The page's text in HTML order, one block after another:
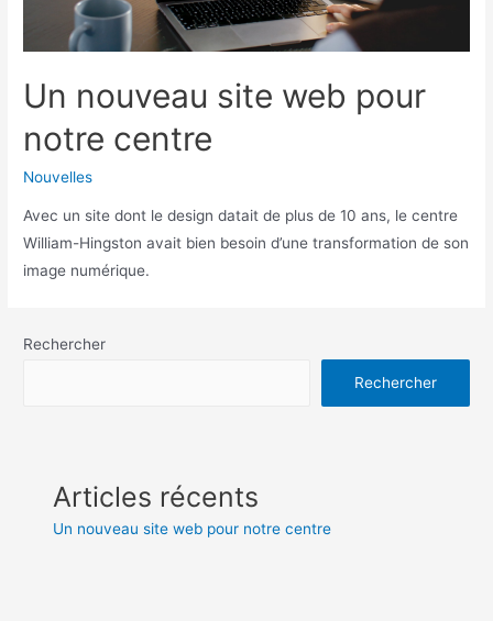
Un nouveau site web pour
notre centre
Nouvelles
Avec un site dont le design datait de plus de 10 ans, le centre
William-Hingston avait bien besoin d’une transformation de son
image numérique.
Rechercher
Rechercher
Articles récents
Un nouveau site web pour notre centre